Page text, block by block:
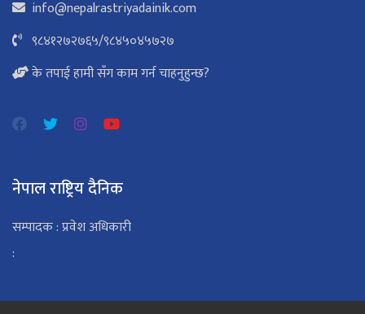
info@nepalrastriyadainik.com
९८४१२७२७६५/९८४५०४५७२७
के तपाई हामी सँग काम गर्न चाहनुहुन्छ?
नेपाल राष्ट्रिय दैनिक
सम्पादक : प्रवेश अधिकारी
: